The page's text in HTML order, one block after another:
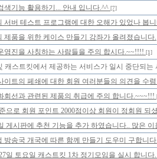
색기능 활용하기... 안내 입니다.^^ [7]
서버 테스트 프로그램에 대한 오해가 있었나 봅
제품을 위한 케이스 만들기 강좌가 올려졌습니다.
영진을 사칭하는 사람들을 주의 합시다.~~!!!! [1]
캐스트킷에서 제공하는 서비스가 일시 중단되는
이트의 페쇄에 대한 회원 여러분들의 의견을 수
회선과 관련된 제품의 취급에 주의 합니다.~~~!!!
으로 회원 포인트 2000점이상 회원이 정회원 되
게시판에 추천 기능을 추가 하였습니다.. 많은
방송국 개국에 따른 함께 만들기 도우미 구합니
일 토요일 캐스트킷 1차 정기모임을 실시 합니